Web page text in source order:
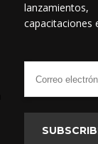
capacitaciones